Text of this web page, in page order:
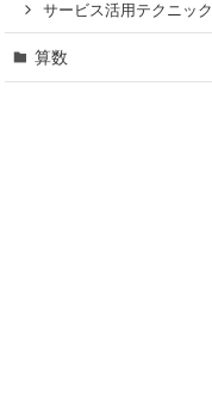
サービス活用テクニック
算数